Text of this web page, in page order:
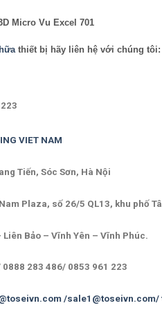
Micro Vu Excel 701
thiết bị hãy liên hệ với chúng tôi:
VIET NAM
Tiến, Sóc Sơn, Hà Nội
Plaza, số 26/5 QL13, khu phố
Bảo – Vĩnh Yên – Vĩnh Phúc.
283 486/ 0853 961 223
/sale1@toseivn.com/